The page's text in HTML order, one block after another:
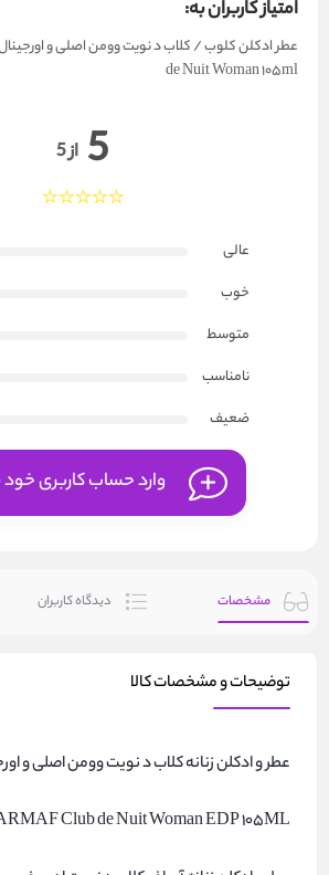
امتیاز کاربران به:
de Nuit Woman 105ml
5 از 5
عالی
خوب
متوسط
نامناسب
ضعیف
وارد حساب کاربری
مشخصات دیدگاه کاربران
توضیحات و مشخصات کالا
عطر و ادکلن زنانه کلاب د نویت وومن اصلی و
Club de Nuit Woman EDP 105ML